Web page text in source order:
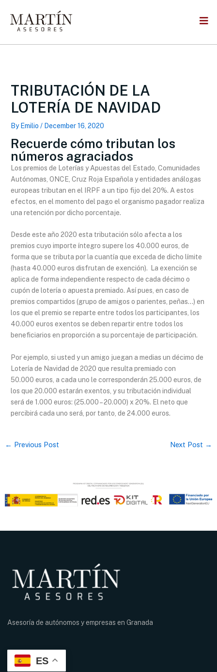
content
TRIBUTACIÓN DE LA
LOTERÍA DE NAVIDAD
By Emilio / December 16, 2020
Recuerde cómo tributan los
números agraciados
Los premios de Loterías y Apuestas del Estado, Comunidades
Autónomas, ONCE, Cruz Roja Española y entidades análogas
europeas tributan en el IRPF a un tipo fijo del 20%. A estos
efectos, en el momento del pago el organismo pagador realiza
una retención por dicho porcentaje.
Desde este año 2020 esta tributación sólo afecta a los
premios cuyo importe íntegro supere los 40.000 euros, de
forma que se tributa por la cuantía que exceda de dicho límite
(hasta 40.000 euros disfrutan de exención). La exención se
aplica de forma independiente respecto de cada décimo o
cupón de lotería o apuesta premiado. Así pues, en caso de
premios compartidos (grupo de amigos o parientes, peñas…) en
los que el premio se reparte entre todos los participantes, los
40.000 euros exentos se deben repartir entre todos los
beneficiarios en proporción a su porcentaje de participación.
Por ejemplo, si usted y un amigo juegan a medias un décimo de
Lotería de Navidad de 2020 que resulta premiado con
50.000 euros, a cada uno le corresponderán 25.000 euros, de
los que 20.000 estarán exentos, y su tributación individual
será de 1.000 euros: (25.000 – 20.000) x 20%. El neto que
percibirá cada uno será, por tanto, de 24.000 euros.
← Previous Post Next Post →
Asesoría de autónomos y empresas en Granada
ES